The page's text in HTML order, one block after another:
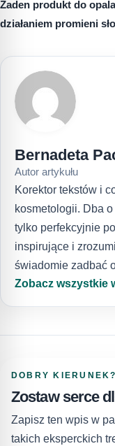
Żaden produkt do
działaniem promieni
Bernadeta
Autor artykułu
Korektor tekstów i
kosmetologii. Dba
tylko perfekcyjnie
inspirujące i
świadomie zadbać
Zobacz wszystkie
DOBRY KIERUNEK?
Zostaw serce
Zapisz ten wpis w
takich eksperckich